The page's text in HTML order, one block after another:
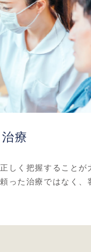
治療
しく把握することが
った治療ではなく、